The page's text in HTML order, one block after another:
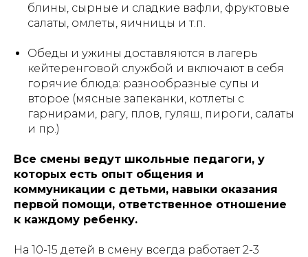
блины, сырные и сладкие вафли, фруктовые
салаты, омлеты, яичницы и т.п.
Обеды и ужины доставляются в лагерь
кейтеренговой службой и включают в себя
горячие блюда: разнообразные супы и
второе (мясные запеканки, котлеты с
гарнирами, рагу, плов, гуляш, пироги, салаты
и пр.)
Все смены ведут школьные педагоги, у
которых есть опыт общения и
коммуникации с детьми, навыки оказания
первой помощи, ответственное отношение
к каждому ребенку.
На 10-15 детей в смену всегда работает 2-3